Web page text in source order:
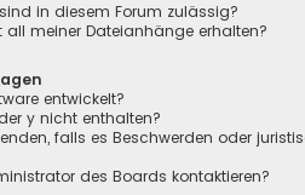
in diesem Forum zulässig?
all meiner Dateianhänge erhalten?
entwickelt?
y nicht enthalten?
falls es Beschwerden oder
des Boards kontaktieren?